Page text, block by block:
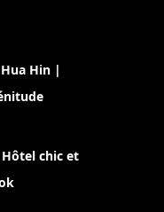
Hin |
chic et